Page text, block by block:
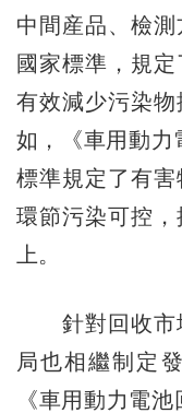
中間産品、檢
國家標準，規定
有效減少污染
如，《車用動力
標準規定了有
環節污染可控
上。
針對回收市
局也相繼制定
《車用動力電